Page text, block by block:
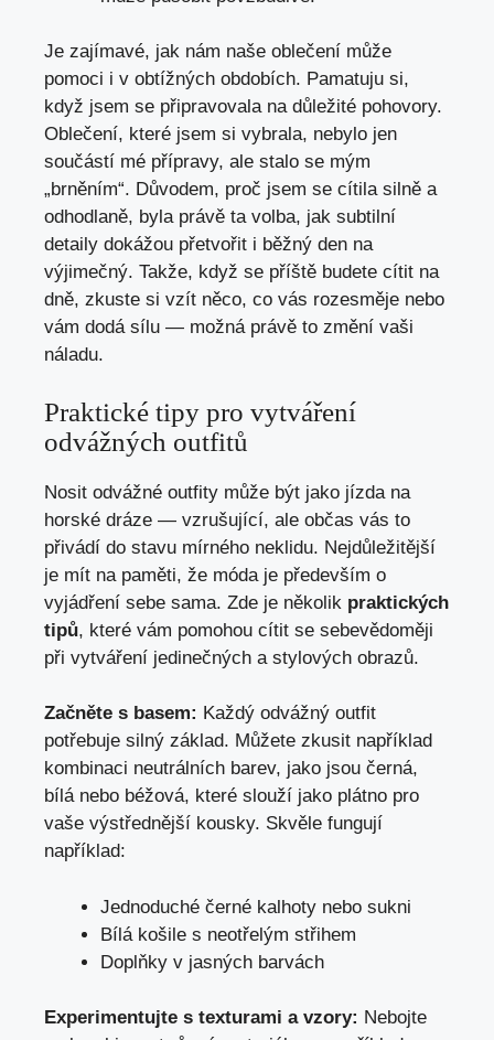
Je zajímavé, jak nám naše oblečení může
pomoci i v obtížných obdobích. Pamatuju si,
když jsem se připravovala na ⁣důležité pohovory.
Oblečení, které ⁤jsem si vybrala, nebylo⁤ jen
součástí mé přípravy, ale stalo se mým
„brněním“. Důvodem, proč jsem⁢ se cítila silně a
odhodlaně, byla právě⁢ ta volba, ⁣jak subtilní
detaily ‍dokážou přetvořit i běžný ⁣den na
výjimečný.‍ Takže, když se příště budete cítit na
‌dně, zkuste si vzít něco, co⁤ vás rozesměje nebo
vám dodá sílu — možná právě to změní vaši
náladu.
Praktické tipy pro vytváření
odvážných outfitů
Nosit ⁤odvážné outfity může být jako jízda na ​
horské dráze — vzrušující, ale občas vás to
přivádí do stavu mírného neklidu. Nejdůležitější
je mít na paměti, že móda je ⁢především o
vyjádření sebe sama. Zde je několik⁣ praktických
tipů, které vám pomohou cítit se‌ sebevědoměji
při vytváření jedinečných a stylových ⁣obrazů.
Začněte s basem: Každý odvážný outfit
potřebuje silný základ. Můžete zkusit například
kombinaci neutrálních barev, jako jsou černá,
bílá nebo béžová, které slouží jako plátno pro
vaše výstřednější kousky. Skvěle fungují
například:
Jednoduché černé kalhoty nebo sukni
Bílá košile s neotřelým střihem
Doplňky v jasných barvách
Experimentujte ‍s texturami ⁢a vzory: Nebojte